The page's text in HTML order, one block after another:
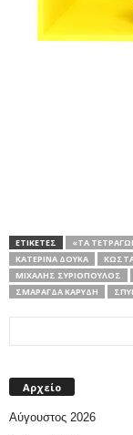
ΕΤΙΚΕΤΕΣ «ΤΑ
ΚΑΤΕΡΊΝΑ ΔΟΎΚΑ
ΜΙΧΆΛΗΣ ΣΥΡΙΌΠΟΥΛΟΣ
ΣΜΑΡΆΓΔΑ ΚΑΡΎΔΗ
Αρχείο
Αύγουστος 2026